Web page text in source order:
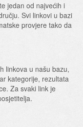
jedan od najvećih i
Svi linkovi u bazi
provjere tako da
linkova u našu bazu,
kategorije, rezultata
Za svaki link je